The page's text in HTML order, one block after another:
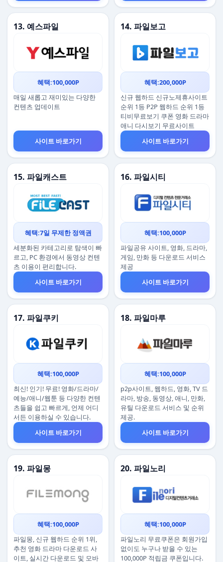
13. 예스파일
혜택:100,000P
매일 새롭고 재미있는 다양한
컨텐츠 업데이트
사이트 바로가기
14. 파일보고
혜택:200,000P
신규 웹하드 신규노제휴사이트
순위 1등 P2P 웹하드 순위 1등
티비무료보기 쿠폰 영화 드라마
애니 다시보기 무료사이트
사이트 바로가기
15. 파일캐스트
혜택:7일 무제한 정액권
세분화된 카테고리로 탐색이 빠
르고, PC 환경에서 동영상 컨텐
츠 이용이 편리합니다.
사이트 바로가기
16. 파일시티
혜택:100,000P
파일공유 사이트, 영화, 드라마,
게임, 만화 등 다운로드 서비스
제공
사이트 바로가기
17. 파일쿠키
혜택:100,000P
최신! 인기! 무료! 영화/드라마/
예능/애니/웹툰 등 다양한 컨텐
츠들을 쉽고 빠르게, 언제 어디
서든 이용하실 수 있습니다.
사이트 바로가기
18. 파일마루
혜택:100,000P
p2p사이트, 웹하드, 영화, TV 드
라마, 방송, 동영상, 애니, 만화,
유틸 다운로드 서비스 및 순위
제공.
사이트 바로가기
19. 파일몽
혜택:100,000P
파일몽, 신규 웹하드 순위 1위,
추천 영화 드라마 다운로드 사
이트, 실시간 다운로드 및 모바
20. 파일노리
혜택:100,000P
파일노리 무료쿠폰은 회원가입
없이도 누구나 받을 수 있는
100,000P 적립금 쿠폰입니다.